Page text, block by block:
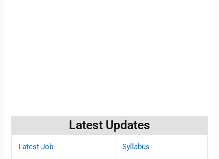
Latest Updates
Latest Job Syllabus